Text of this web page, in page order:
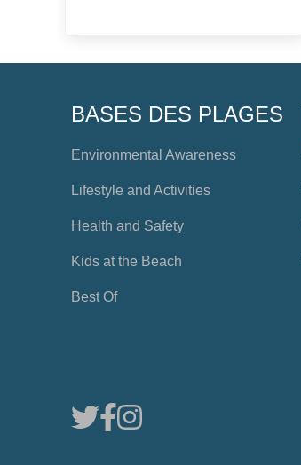
BASES DES PLAGES
Environmental Awareness
Lifestyle and Activities
Health and Safety
Kids at the Beach
Best Of